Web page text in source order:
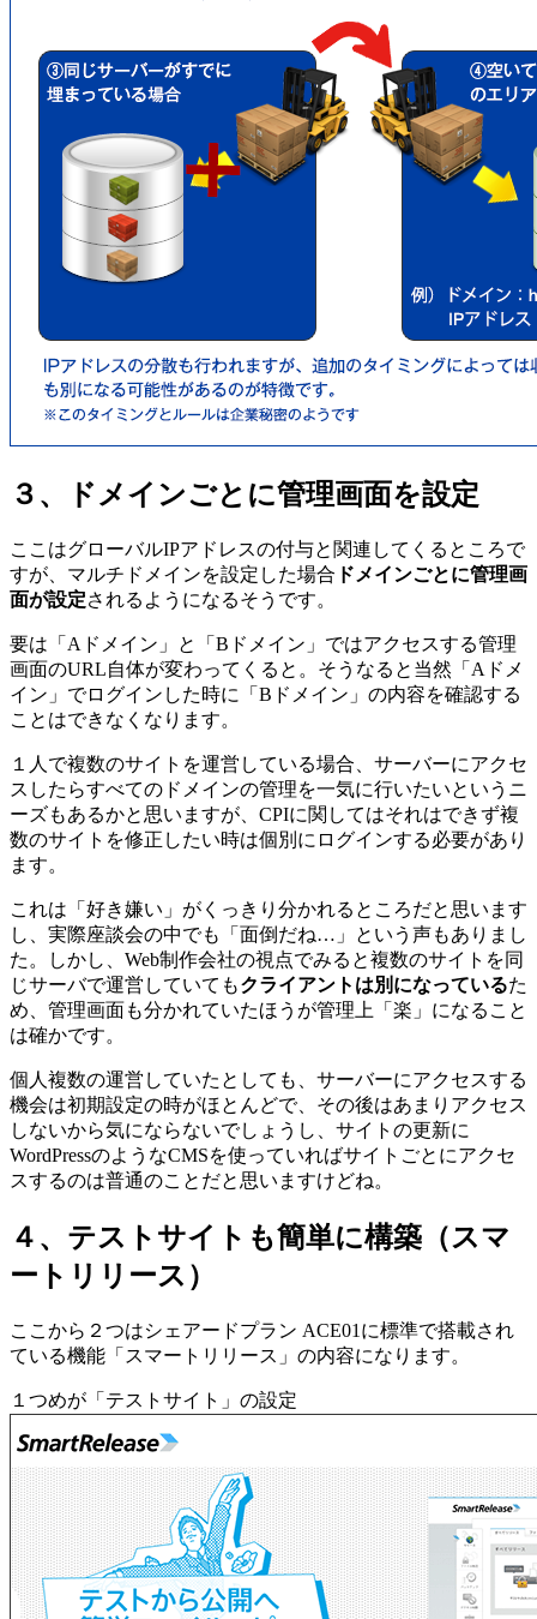
３、ドメインごとに管理画面を設定
ここはグローバルIPアドレスの付与と関連してくるところで
すが、マルチドメインを設定した場合 ドメインごとに管理画
面が設定されるようになるそうです。
要は「Aドメイン」と「Bドメイン」ではアクセスする管理
画面のURL自体が変わってくると。そうなると当然「Aドメ
イン」でログインした時に「Bドメイン」の内容を確認する
ことはできなくなります。
１人で複数のサイトを運営している場合、サーバーにアクセ
スしたらすべてのドメインの管理を一気に行いたいというニ
ーズもあるかと思いますが、CPIに関してはそれはできず複
数のサイトを修正したい時は個別にログインする必要があり
ます。
これは「好き嫌い」がくっきり分かれるところだと思います
し、実際座談会の中でも「面倒だね…」という声もありまし
た。しかし、Web制作会社の視点でみると複数のサイトを同
じサーバで運営していてもクライアントは別になっているた
め、管理画面も分かれていたほうが管理上「楽」になること
は確かです。
個人複数の運営していたとしても、サーバーにアクセスする
機会は初期設定の時がほとんどで、その後はあまりアクセス
しないから気にならないでしょうし、サイトの更新に
WordPressのようなCMSを使っていればサイトごとにアクセ
スするのは普通のことだと思いますけどね。
４、テストサイトも簡単に構築（スマ
ートリリース）
ここから２つはシェアードプラン ACE01に標準で搭載され
ている機能「スマートリリース」の内容になります。
１つめが「テストサイト」の設定